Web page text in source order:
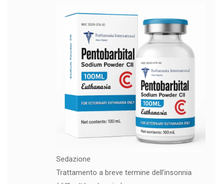
Sedazione
Trattamento a breve termine dell’insonnia